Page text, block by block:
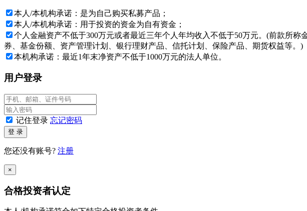
目标。
投资产品的价格及其收益存在涨跌变动, 而过往的产品业绩数据并不预示其未来的表现
出投资决策, 否则由投资者自行承担所有风险。
本网站所载的各种信息和数据等是我们认为合法或已公开的信息，仅代表通和投资于
况下，文中信息不构成任何投资建议，通和投资对此不提供任何担保。
如果确认您或您所代表的机构是一名“私募基金合格投资者”，并将遵守适用的有关法
站。如您不同意任何有关条款，请按“放弃”键。
与本网站所载资料有关的所有版权、专利权、知识产权及其他产权均为本公司所有。
特别提示：投资者应签署本风险揭示书，表明已经理解并愿意自行承担接受证券投资
本人/本机构承诺：是为自己购买私募产品；
本人/本机构承诺：用于投资的资金为自有资金；
个人金融资产不低于300万元或者最近三年个人年均收入不低于50万元。(前款所称
券、基金份额、资产管理计划、银行理财产品、信托计划、保险产品、期货权益等。)
本机构承诺：最近1年末净资产不低于1000万元的法人单位。
用户登录
记住登录 忘记密码
登 录
您还没有账号? 注册
×
合格投资者认定